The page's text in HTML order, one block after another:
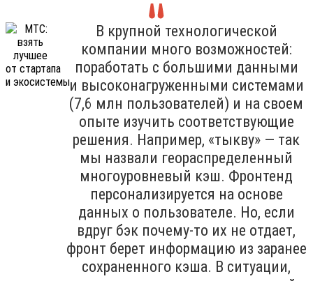
В крупной технологической
компании много возможностей:
поработать с большими данными
и высоконагруженными системами
(7,6 млн пользователей) и на своем
опыте изучить соответствующие
решения. Например, «тыкву» — так
мы назвали геораспределенный
многоуровневый кэш. Фронтенд
персонализируется на основе
данных о пользователе. Но, если
вдруг бэк почему-то их не отдает,
фронт берет информацию из заранее
сохраненного кэша. В ситуации,